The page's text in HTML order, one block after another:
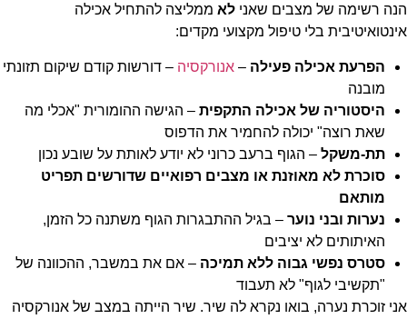
הנה רשימה של מצבים שאני לא ממליצה להתחיל אכילה
אינטואיטיבית בלי טיפול מקצועי מקדים:
הפרעת אכילה פעילה – אנורקסיה – דורשות קודם שיקום תזונתי
מובנה
היסטוריה של אכילה התקפית – הגישה ההומורית "אכלי מה
שאת רוצה" יכולה להחמיר את הדפוס
תת-משקל – הגוף ברעב כרוני לא יודע לאותת על שובע נכון
סוכרת לא מאוזנת או מצבים רפואיים שדורשים תפריט
מותאם
נערות ובני נוער – בגיל ההתבגרות הגוף משתנה כל הזמן,
האיתותים לא יציבים
סטרס נפשי גבוה ללא תמיכה – אם את במשבר, ההכוונה של
"תקשיבי לגוף" לא תעבוד
אני זוכרת נערה, בואו נקרא לה שיר. שיר הייתה במצב של אנורקסיה